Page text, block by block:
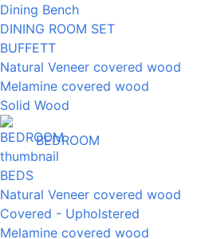
Dining Bench
DINING ROOM SET
BUFFETT
Natural Veneer covered wood
Melamine covered wood
Solid Wood
BEDROOM
BEDS
Natural Veneer covered wood
Covered - Upholstered
Melamine covered wood